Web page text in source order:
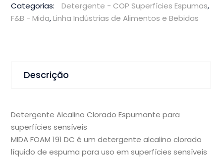
Categorias: Detergente - COP Superfícies Espumas,
F&B - Mida,Linha Indústrias de Alimentos e Bebidas
Descrição
Detergente Alcalino Clorado Espumante para
superfícies sensíveis
MIDA FOAM 191 DC é um detergente alcalino clorado
líquido de espuma para uso em superfícies sensíveis